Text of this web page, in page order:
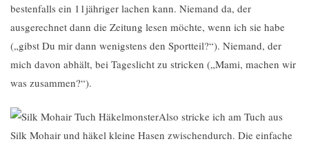
bestenfalls ein 11jähriger lachen kann. Niemand da, der
ausgerechnet dann die Zeitung lesen möchte, wenn ich sie habe
(„gibst Du mir dann wenigstens den Sportteil?“). Niemand, der
mich davon abhält, bei Tageslicht zu stricken („Mami, machen wir
was zusammen?“).
Also stricke ich am Tuch aus
Silk Mohair und häkel kleine Hasen zwischendurch. Die einfache